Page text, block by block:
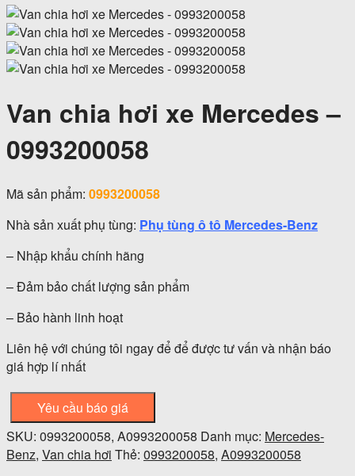
Van chia hơi xe Mercedes –
0993200058
Mã sản phẩm: 0993200058
Nhà sản xuất phụ tùng: Phụ tùng ô tô Mercedes-Benz
– Nhập khẩu chính hãng
– Đảm bảo chất lượng sản phẩm
– Bảo hành linh hoạt
Liên hệ với chúng tôi ngay để để được tư vấn và nhận báo
giá hợp lí nhất
Yêu cầu báo giá
SKU: 0993200058, A0993200058 Danh mục: Mercedes-
Benz, Van chia hơi Thẻ: 0993200058, A0993200058